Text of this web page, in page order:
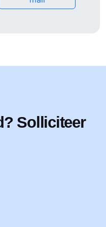
Solliciteer